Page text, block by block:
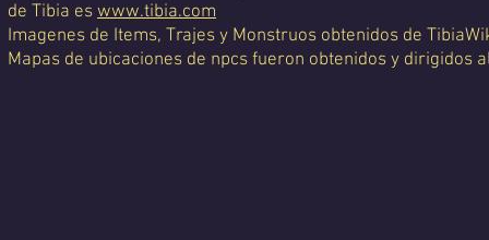
de Tibia es www.tibia.com
Imagenes de Items, Trajes y Monstruos obtenidos de
Mapas de ubicaciones de npcs fueron obtenidos y dirigidos